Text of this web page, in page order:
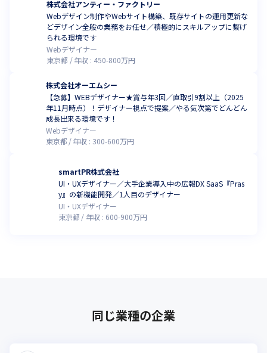
株式会社アンティー・ファクトリー
Webデザイン制作やWebサイト構築、既存サイトの運用更新な
どデザイン全般の業務をお任せ／積極的にスキルアップに繋げ
られる環境です
Webデザイナー
東京都
年収 : 450-800万円
株式会社オーエムシー
【急募】WEBデザイナー★賞与年3回／直取引9割以上（2025
年11月時点）！デザイナー視点で提案／やる気次第でどんどん
成長出来る環境です！
Webデザイナー
東京都
年収 : 300-600万円
smartPR株式会社
UI・UXデザイナー／大手企業導入中の広報DX SaaS『Pras
y』の新機能開発／1人目のデザイナー
UI・UXデザイナー
東京都
年収 : 600-900万円
同じ業種の企業